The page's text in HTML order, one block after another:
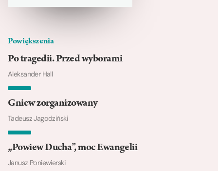
Powiększenia
Po tragedii. Przed wyborami
Aleksander Hall
Gniew zorganizowany
Tadeusz Jagodziński
„Powiew Ducha”, moc Ewangelii
Janusz Poniewierski